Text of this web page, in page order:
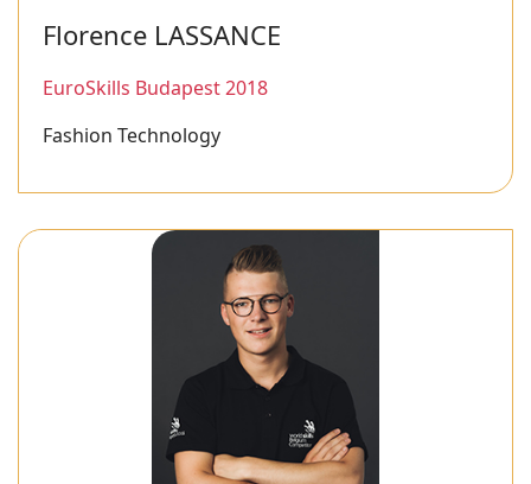
Florence LASSANCE
EuroSkills Budapest 2018
Fashion Technology